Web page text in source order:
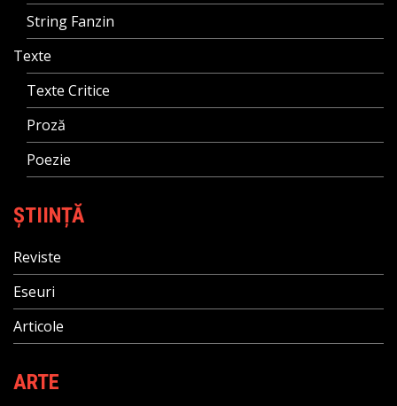
String Fanzin
Texte
Texte Critice
Proză
Poezie
ȘTIINȚĂ
Reviste
Eseuri
Articole
ARTE